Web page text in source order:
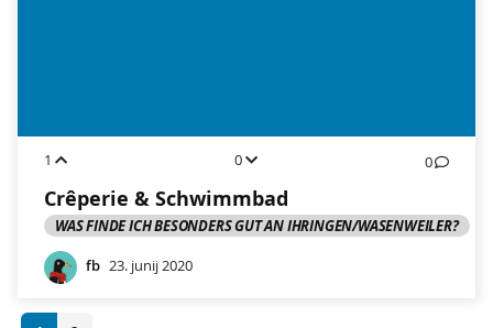
1 0 0
Crêperie & Schwimmbad
WAS FINDE ICH BESONDERS GUT AN IHRINGEN/WASENWEILER?
fb 23. junij 2020